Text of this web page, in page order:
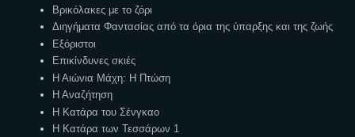
Βρικόλακες με το ζόρι
Διηγήματα Φαντασίας από τα όρια της ύπαρξης και της ζωής
Εξόριστοι
Επικίνδυνες σκιές
Η Αιώνια Μάχη: Η Πτώση
Η Αναζήτηση
Η Κατάρα του Σένγκαο
Η Κατάρα των Τεσσάρων 1